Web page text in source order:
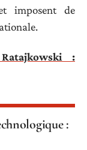
imposent de
:
: